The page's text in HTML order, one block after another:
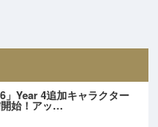
」Year 4追加キャラクター
開始！アッ…